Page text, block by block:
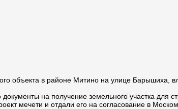
объекта в районе Митино на улице Барышиха,
на получение земельного участка для
мечети и отдали его на согласование в